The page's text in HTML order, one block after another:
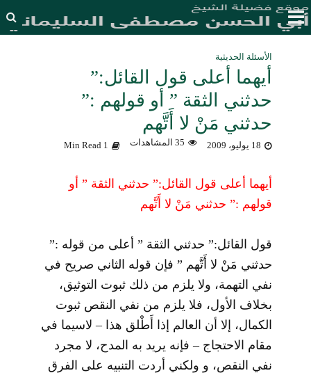
الأسئلة الحديثية
أيهما أعلى قول القائل:”
حدثني الثقة ” أو قولهم :”
حدثني مَنْ لا أَتَّهم
18 يوليو، 2009 35 المشاهدات 1 Min Read
أيهما أعلى قول القائل:” حدثني الثقة ” أو
قولهم :” حدثني مَنْ لا أَتَّهم
قول القائل:” حدثني الثقة ” أعلى من قوله :”
حدثني مَنْ لا أَتَّهم ” فإن قوله الثاني صريح في
نفي التهمة، ولا يلزم من ذلك ثبوت التوثيق،
بخلاف الأول، فلا يلزم من نفي النقص ثبوت
الكمال، إلا أن العالم إذا أَطْلق هذا – لاسيما في
مقام الاحتجاج – فإنه يريد به المدح، لا مجرد
نفي النقص، و ولكني أردت التنبيه على الفرق